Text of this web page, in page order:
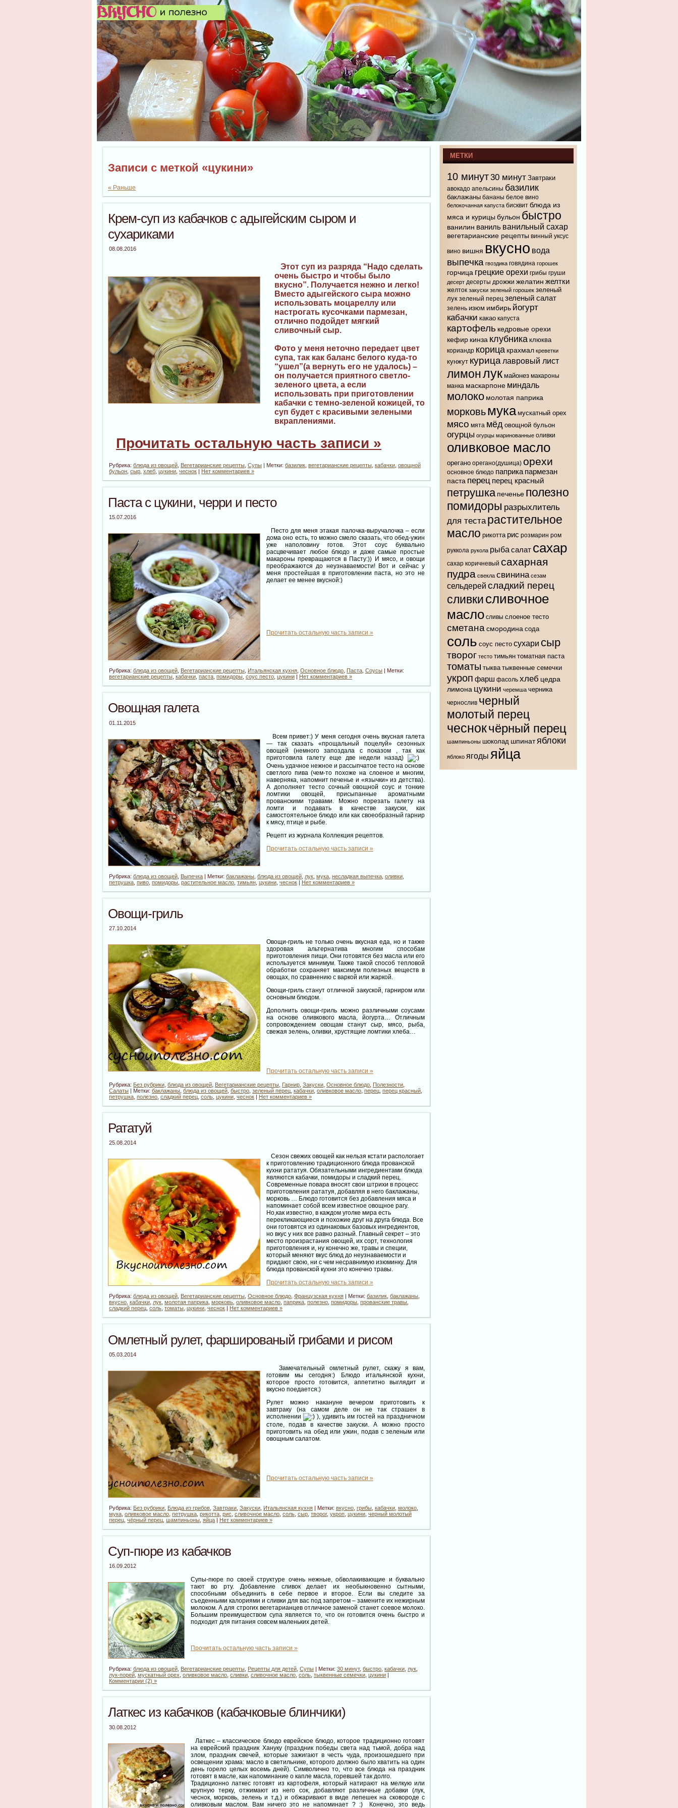
Записи с меткой «цукини»
« Раньше
Крем-суп из кабачков с адыгейским сыром и
сухариками
08.08.2016
Этот суп из разряда “Надо сделать
очень быстро и чтобы было
вкусно”. Получается нежно и легко!
Вместо адыгейского сыра можно
использовать моцареллу или
настрогать кусочками пармезан,
отлично подойдет мягкий
сливочный сыр.
Фото у меня неточно передает цвет
супа, так как баланс белого куда-то
“ушел”(а вернуть его не удалось) –
он получается приятного светло-
зеленого цвета, а если
использовать при приготовлении
кабачки с темно-зеленой кожицей, то
суп будет с красивыми зелеными
вкраплениями.
Прочитать остальную часть записи »
Рубрика: блюда из овощей Вегетарианские рецепты Супы | Метки: базилик вегетарианские рецепты кабачки овощной
бульон сыр хлеб цукини чеснок | Нет комментариев »
Паста с цукини, черри и песто
15.07.2016
Песто для меня этакая палочка-выручалочка – если
дома оно есть, то можно смело сказать, что обед-ужин
уже наполовину готов. Этот соус буквально
расцвечивает любое блюдо и даже самые простые
макароны превращаются в Пасту:)) И мясо, и овощи
преображаются до неузнаваемости! Вот и сейчас у
меня простейшая в приготовлении паста, но это не
делает ее менее вкусной:)
Прочитать остальную часть записи »
Рубрика: блюда из овощей Вегетарианские рецепты Итальянская кухня Основное блюдо Паста Соусы | Метки:
вегетарианские рецепты кабачки паста помидоры соус песто цукини Нет комментариев »
Овощная галета
01.11.2015
Всем привет:) У меня сегодня очень вкусная галета
— так сказать «прощальный поцелуй» сезонных
овощей (немного запоздала с показом , так как
приготовила галету еще две недели назад)
Очень удачное нежное и рассыпчатое тесто на основе
светлого пива (чем-то похоже на слоеное и многим,
наверняка, напомнит печенье и «язычки» из детства).
А дополняет тесто сочный овощной соус и тонкие
ломтики овощей, присыпанные ароматными
прованскими травами. Можно порезать галету на
ломти и подавать в качестве закуски, как
самостоятельное блюдо или как своеобразный гарнир
к мясу, птице и рыбе.
Рецепт из журнала Коллекция рецептов.
Прочитать остальную часть записи »
Рубрика: блюда из овощей Выпечка | Метки: баклажаны блюда из овощей лук мука несладкая выпечка оливки
петрушка пиво помидоры растительное масло тимьян цукини чеснок | Нет комментариев »
Овощи-гриль
27.10.2014
Овощи-гриль не только очень вкусная еда, но и также
здоровая альтернатива многим способам
приготовления пищи. Они готовятся без масла или его
используется минимум. Также такой способ тепловой
обработки сохраняет максимум полезных веществ в
овощах, по сравнению с варкой или жаркой.
Овощи-гриль станут отличной закуской, гарниром или
основным блюдом.
Дополнить овощи-гриль можно различными соусами
на основе оливкового масла, йогурта… Отличным
сопровождением овощам станут сыр, мясо, рыба,
свежая зелень, оливки, хрустящие ломтики хлеба…
Прочитать остальную часть записи »
Рубрика: Без рубрики блюда из овощей Вегетарианские рецепты Гарнир Закуски Основное блюдо Полезности
Салаты | Метки: баклажаны блюда из овощей быстро зеленый перец кабачки оливковое масло перец перец красный
петрушка полезно сладкий перец соль цукини чеснок | Нет комментариев »
Рататуй
25.08.2014
Сезон свежих овощей как нельзя кстати распологает
к приготовлению традиционного блюда прованской
кухни рататуя. Обязательными ингредиентами блюда
являются кабачки, помидоры и сладкий перец.
Современные повара вносят свои штрихи в процесс
приготовления рататуя, добавляя в него баклажаны,
морковь … Блюдо готовится без добавления мяса и
напоминает собой всем известное овощное рагу.
Но,как известно, в каждом уголке мира есть
перекликающиеся и похожие друг на друга блюда. Все
они готовятся из одинаковых базовых ингредиентов,
но вкус у них все равно разный. Главный секрет – это
место произрастания овощей, их сорт, технология
приготовления и, ну конечно же, травы и специи,
который меняют вкус блюд до неузнаваемости и
придают свою, ни с чем несравнимую изюминку. Для
блюда прованской кухни это конечно травы.
Прочитать остальную часть записи »
Рубрика: блюда из овощей Вегетарианские рецепты Основное блюдо Французская кухня | Метки: базилик баклажаны
вкусно кабачки лук молотая паприка морковь оливковое масло паприка полезно помидоры прованские травы
сладкий перец соль томаты цукини чеснок Нет комментариев »
Омлетный рулет, фаршированый грибами и рисом
05.03.2014
Замечательный омлетный рулет, скажу я вам,
готовим мы сегодня:) Блюдо итальянской кухни,
которое просто готовится, аппетитно выглядит и
вкусно поедается:)
Рулет можно накануне вечером приготовить к
завтраку (на самом деле он не так страшен в
исполнении
), удивить им гостей на праздничном
столе, подав в качестве закуски. А можно просто
приготовить на обед или ужин, подав с зеленым или
овощным салатом.
Прочитать остальную часть записи »
Рубрика: Без рубрики Блюда из грибов Завтраки Закуски Итальянская кухня | Метки: вкусно грибы кабачки молоко
мука оливковое масло петрушка рикотта рис сливочное масло соль сыр творог, укроп цукини черный молотый
перец чёрный перец шампиньоны яйца | Нет комментариев »
Суп-пюре из кабачков
16.09.2012
Супы-пюре по своей структуре очень нежные, обволакивающие и буквально
тают во рту. Добавление сливок делает их необыкновенно сытными,
способными объединить в себе первое и второе. Если вы следите за
съеденными калориями и сливки для вас под запретом – замените их нежирным
молоком. А для строгих вегетарианцев отличное заменой станет соевое молоко.
Большим преимуществом супа является то, что он готовится очень быстро и
подходит для питания совсем маленьких детей.
Прочитать остальную часть записи »
Рубрика: блюда из овощей Вегетарианские рецепты Рецепты для детей Супы | Метки: 30 минут, быстро кабачки лук
лук-порей мускатный орех оливковое масло сливки сливочное масло соль тыквенные семечки цукини |
Комментарии (2) »
Латкес из кабачков (кабачковые блинчики)
30.08.2012
Латкес – классическое блюдо еврейское блюдо, которое традиционно готовят
на еврейский праздник Хануку (праздник победы света над тьмой, добра над
злом, праздник свечей, которые зажигают в честь чуда, произошедшего при
освещении храма: масло в светильнике, которого должно было хватить на один
день горело целых восемь дней). Символично то, что все блюда на праздник
готовят в масле, как напоминание о капле масла, горевшей так долго.
Традиционно латкес готовят из картофеля, который натирают на мелкую или
крупную терку, отжимают из него сок, добавляют различные добавки (лук,
чеснок, морковь, зелень и т.д.) и обжаривают в виде лепешек на сковороде с
оливковым маслом. Вам ничего это не напоминает ? :) Конечно, это ведь
МЕТКИ
10 минут30 минут Завтраки
авокадо апельсины базилик
баклажаны бананы белое вино
белокочанная капуста бисквит блюда из
мяса и курицы бульон быстро
ванилин ваниль ванильный сахар
вегетарианские рецепты винный уксус
вино вишня вкусно вода
выпечка гвоздика говядина горошек
горчица грецкие орехи грибы груши
десерт десерты дрожжи желатин желтки
желток закуски зеленый горошек зеленый
лук зеленый перец зеленый салат
зелень изюм имбирь йогурт
кабачки какао капуста
картофель кедровые орехи
кефир кинза клубника клюква
кориандр корица крахмал креветки
кунжут курица лавровый лист
лимонлук майонез макароны
манка маскарпоне миндаль
молоко молотая паприка
морковьмука мускатный орех
мясо мята мёд овощной бульон
огурцы огурцы маринованные оливки
оливковое масло
орегано орегано(душица) орехи
основное блюдо паприка пармезан
паста перец перец красный
петрушка печенье полезно
помидоры разрыхлитель
для теста растительное
масло рикотта рис розмарин ром
руккола рукола рыба салат сахар
сахар коричневый сахарная
пудра свекла свинина сезам
сельдерей сладкий перец
сливки сливочное
масло сливы слоеное тесто
сметана смородина сода
соль соус песто сухари сыр
творог тесто тимьян томатная паста
томаты тыква тыквенные семечки
укроп фарш фасоль хлеб цедра
лимона цукини черемша черника
чернослив черный
молотый перец
чеснокчёрный перец
шампиньоны шоколад шпинатяблоки
яблоко ягоды яйца